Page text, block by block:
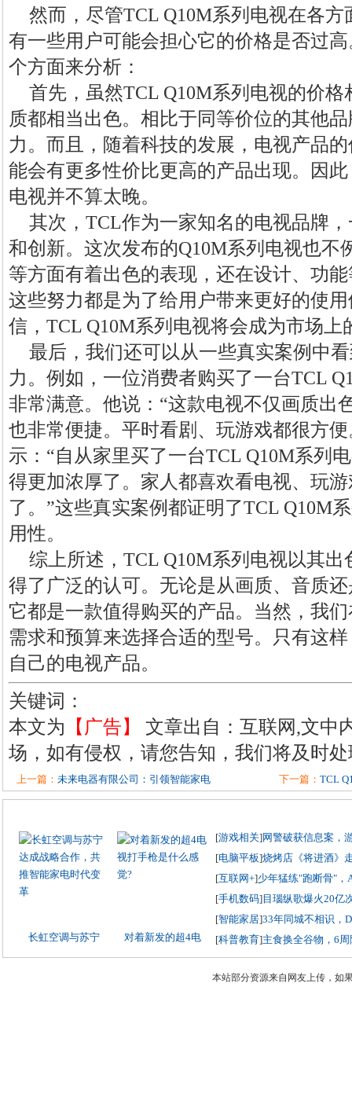
然而，尽管TCL Q10M系列电视在各
有一些用户可能会担心它的价格是否过
个方面来分析：
首先，虽然TCL Q10M系列电视的价
质都相当出色。相比于同等价位的其他
力。而且，随着科技的发展，电视产品
能会有更多性价比更高的产品出现。因
电视并不算太晚。
其次，TCL作为一家知名的电视品牌
和创新。这次发布的Q10M系列电视也不
等方面有着出色的表现，还在设计、功
这些努力都是为了给用户带来更好的使
信，TCL Q10M系列电视将会成为市场上
最后，我们还可以从一些真实案例中
力。例如，一位消费者购买了一台TCL
非常满意。他说：“这款电视不仅画质出
也非常便捷。平时看剧、玩游戏都很方
示：“自从家里买了一台TCL Q10M系列
得更加浓厚了。家人都喜欢看电视、玩
了。”这些真实案例都证明了TCL Q10M
用性。
综上所述，TCL Q10M系列电视以其
得了广泛的认可。无论是从画质、音质
它都是一款值得购买的产品。当然，我
需求和预算来选择合适的型号。只有这
自己的电视产品。
关键词：
本文为 【广告】
文章出自：互联网,文中
场，如有侵权，请您告知，我们将及时
上一篇： 未来电器有限公司：引领智能家电 下一篇： TCL
长虹空调与苏宁 对着新发的超4电
[游戏相关]网警破获信息案，
[电脑平板]烧烤店《将进酒》
[互联网+]少年猛练"跑断骨"，
[手机数码]目瑙纵歌爆火20亿
[智能家居]33年同城不相识，
[科普教育]主食换全谷物，6
本站部分资源来自网友上传，如